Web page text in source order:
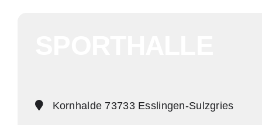
Kornhalde 73733 Esslingen-Sulzgries